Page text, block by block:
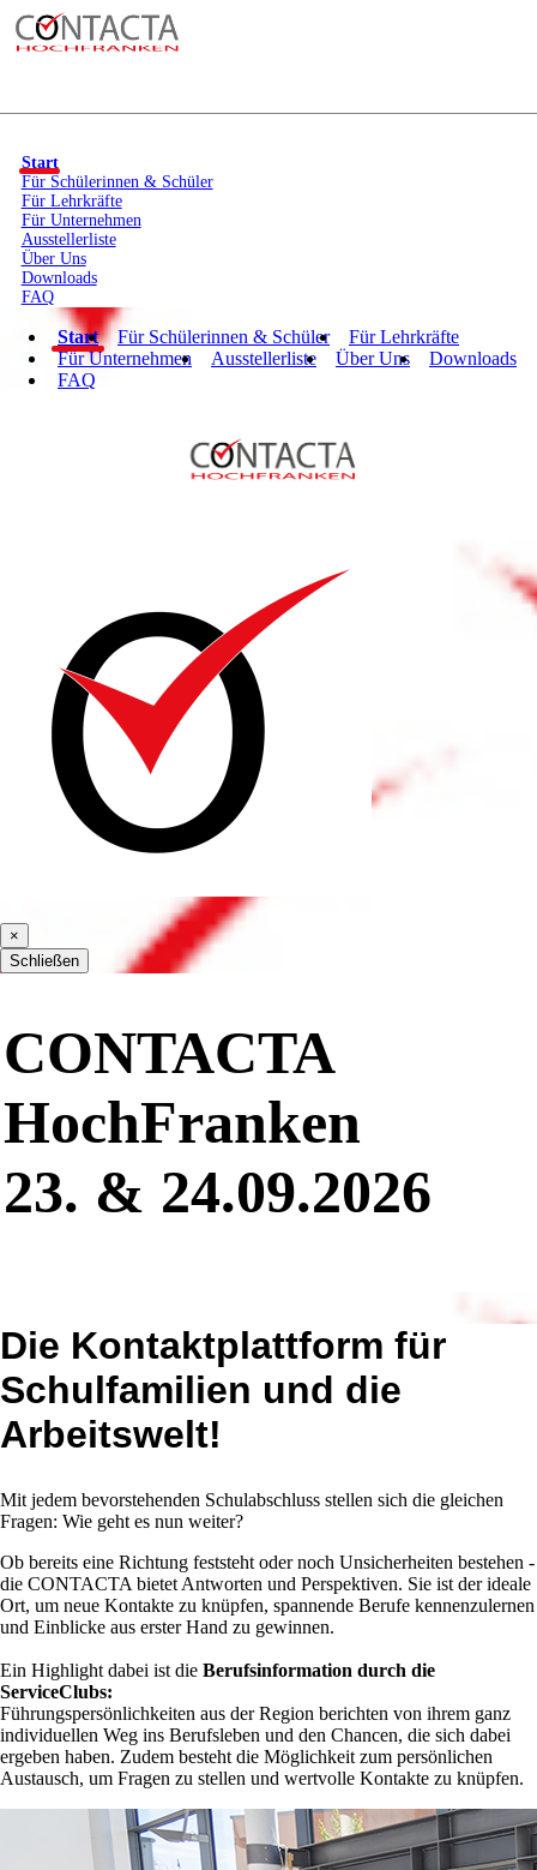
Start
Für Schülerinnen & Schüler
Für Lehrkräfte
Für Unternehmen
Ausstellerliste
Über Uns
Downloads
FAQ
Start Für Schülerinnen & Schüler
Für Lehrkräfte
Für Unternehmen
Ausstellerliste Über Uns
Downloads
FAQ
×
Schließen
CONTACTA
HochFranken
23. & 24.09.2026
Die Kontaktplattform für
Schulfamilien und die
Arbeitswelt!
Mit jedem bevorstehenden Schulabschluss stellen sich die gleichen
Fragen: Wie geht es nun weiter?
Ob bereits eine Richtung feststeht oder noch Unsicherheiten bestehen -
die CONTACTA bietet Antworten und Perspektiven. Sie ist der ideale
Ort, um neue Kontakte zu knüpfen, spannende Berufe kennenzulernen
und Einblicke aus erster Hand zu gewinnen.
Ein Highlight dabei ist die Berufsinformation durch die
ServiceClubs:
Führungspersönlichkeiten aus der Region berichten von ihrem ganz
individuellen Weg ins Berufsleben und den Chancen, die sich dabei
ergeben haben. Zudem besteht die Möglichkeit zum persönlichen
Austausch, um Fragen zu stellen und wertvolle Kontakte zu knüpfen.